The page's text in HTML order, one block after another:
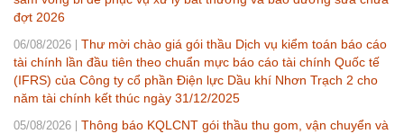
đợt 2026
06/08/2026
Thư mời chào giá gói thầu Dịch vụ kiểm toán báo cáo
tài chính lần đầu tiên theo chuẩn mực báo cáo tài chính Quốc tế
(IFRS) của Công ty cổ phần Điện lực Dầu khí Nhơn Trạch 2 cho
năm tài chính kết thúc ngày 31/12/2025
05/08/2026
Thông báo KQLCNT gói thầu thu gom, vận chuyển và